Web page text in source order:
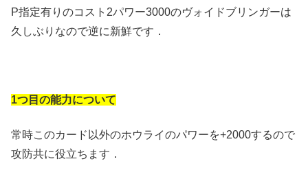
P指定有りのコスト2パワー3000のヴォイドブリンガーは
久しぶりなので逆に新鮮です．
1つ目の能力について
常時このカード以外のホウライのパワーを+2000するので
攻防共に役立ちます．